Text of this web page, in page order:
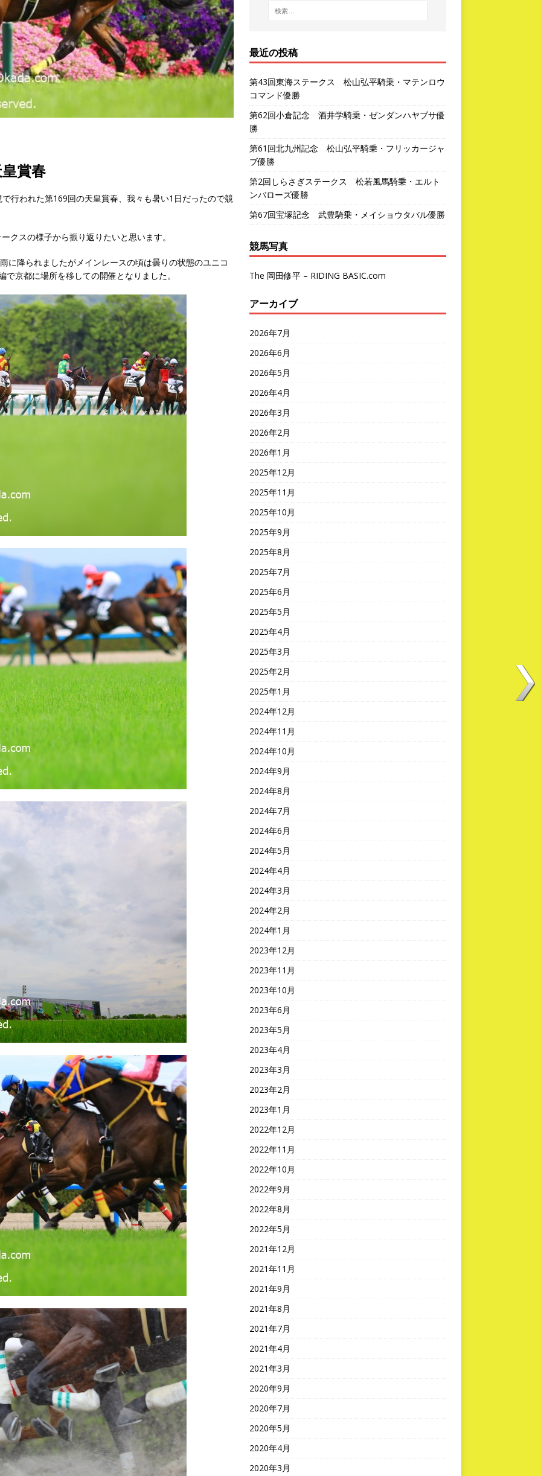
賞春
行われた第169回の天皇賞春、我々も暑い1日だったので競
クスの様子から振り返りたいと思います。
に降られましたがメインレースの頃は曇りの状態のユニコ
京都に場所を移しての開催となりました。
最近の投稿
第43回東海ステークス 松山弘平騎乗・マテンロウ
コマンド優勝
第62回小倉記念 酒井学騎乗・ゼンダンハヤブサ優
勝
第61回北九州記念 松山弘平騎乗・フリッカージャ
ブ優勝
第2回しらさぎステークス 松若風馬騎乗・エルト
ンバローズ優勝
第67回宝塚記念 武豊騎乗・メイショウタバル優勝
競馬写真
The 岡田修平 – RIDING BASIC.com
アーカイブ
2026年7月
2026年6月
2026年5月
2026年4月
2026年3月
2026年2月
2026年1月
2025年12月
2025年11月
2025年10月
2025年9月
2025年8月
2025年7月
2025年6月
2025年5月
2025年4月
2025年3月
2025年2月
2025年1月
2024年12月
2024年11月
2024年10月
2024年9月
2024年8月
2024年7月
2024年6月
2024年5月
2024年4月
2024年3月
2024年2月
2024年1月
2023年12月
2023年11月
2023年10月
2023年6月
2023年5月
2023年4月
2023年3月
2023年2月
2023年1月
2022年12月
2022年11月
2022年10月
2022年9月
2022年8月
2022年5月
2021年12月
2021年11月
2021年9月
2021年8月
2021年7月
2021年4月
2021年3月
2020年9月
2020年7月
2020年5月
2020年4月
2020年3月